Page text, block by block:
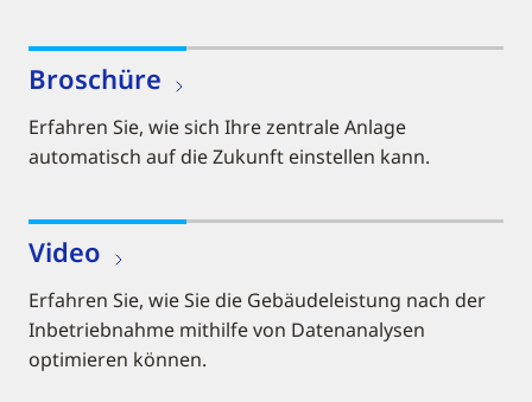
Broschüre
Erfahren Sie, wie sich Ihre zentrale Anlage
automatisch auf die Zukunft einstellen kann.
Video
Erfahren Sie, wie Sie die Gebäudeleistung nach der
Inbetriebnahme mithilfe von Datenanalysen
optimieren können.